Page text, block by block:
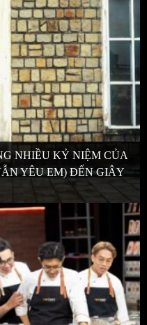
NHIỀU KỶ NIỆM CỦA
YÊU EM) ĐẾN GIÂY